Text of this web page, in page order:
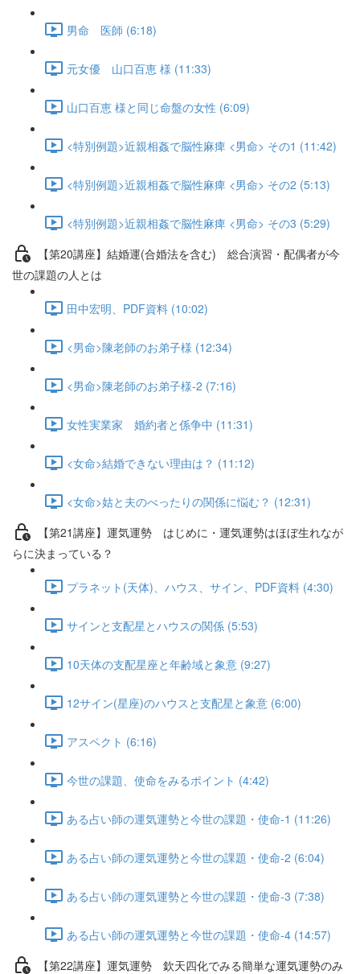
男命 医師 (6:18)
元女優 山口百恵 様 (11:33)
山口百恵 様と同じ命盤の女性 (6:09)
<特別例題>近親相姦で脳性麻痺 <男命> その1 (11:42)
<特別例題>近親相姦で脳性麻痺 <男命> その2 (5:13)
<特別例題>近親相姦で脳性麻痺 <男命> その3 (5:29)
【第20講座】結婚運(合婚法を含む) 総合演習・配偶者が今
世の課題の人とは
田中宏明、PDF資料 (10:02)
<男命>陳老師のお弟子様 (12:34)
<男命>陳老師のお弟子様-2 (7:16)
女性実業家 婚約者と係争中 (11:31)
<女命>結婚できない理由は？ (11:12)
<女命>姑と夫のべったりの関係に悩む？ (12:31)
【第21講座】運気運勢 はじめに・運気運勢はほぼ生れなが
らに決まっている？
プラネット(天体)、ハウス、サイン、PDF資料 (4:30)
サインと支配星とハウスの関係 (5:53)
10天体の支配星座と年齢域と象意 (9:27)
12サイン(星座)のハウスと支配星と象意 (6:00)
アスペクト (6:16)
今世の課題、使命をみるポイント (4:42)
ある占い師の運気運勢と今世の課題・使命-1 (11:26)
ある占い師の運気運勢と今世の課題・使命-2 (6:04)
ある占い師の運気運勢と今世の課題・使命-3 (7:38)
ある占い師の運気運勢と今世の課題・使命-4 (14:57)
【第22講座】運気運勢 欽天四化でみる簡単な運気運勢のみ